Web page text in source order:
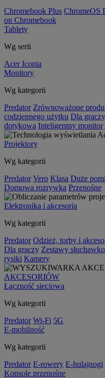
Chromebook Plus ChromeOS
on Chromebook
Tablety
Wg serii
Acer Iconia
Monitory
Wg kategorii
Predator Zrównoważone
codziennego użytku Dla graczy
dotykowa Inteligentny monitor
Projektory
Wg kategorii
Predator Vero Klasa Duże
Domowa rozrywka Przenośne
Elektronika i akcesoria
Wg kategorii
Predator Odzież, torby i
Dla graczy Zestawy
rysiki Kamery
AKCESORIÓW
Łączność sieciowa
Wg kategorii
Predator Wi-Fi 5G
E-mobilność
Wg kategorii
Predator E-rowery E-hulajnogi
Konsole przenośne